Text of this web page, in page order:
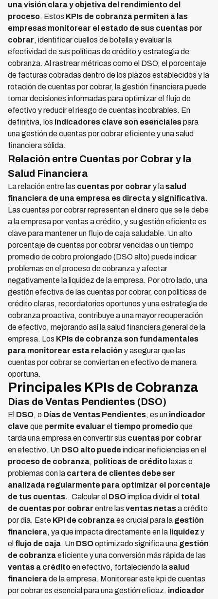
una visión clara y objetiva del rendimiento del
proceso. Estos KPIs de cobranza permiten a las
empresas monitorear el estado de sus cuentas por
cobrar, identificar cuellos de botella y evaluar la
efectividad de sus políticas de crédito y estrategia de
cobranza. Al rastrear métricas como el DSO, el porcentaje
de facturas cobradas dentro de los plazos establecidos y la
rotación de cuentas por cobrar, la gestión financiera puede
tomar decisiones informadas para optimizar el flujo de
efectivo y reducir el riesgo de cuentas incobrables. En
definitiva, los indicadores clave son esencialespara
una gestión de cuentas por cobrar eficiente y una salud
financiera sólida.
Relación entre Cuentas por Cobrar y la
Salud Financiera
La relación entre las cuentas por cobrar y lasalud
financiera de una empresa es directa y significativa.
Las cuentas por cobrar representan el dinero que se le debe
a la empresa por ventas a crédito, y su gestión eficiente es
clave para mantener un flujo de caja saludable. Un alto
porcentaje de cuentas por cobrar vencidas o un tiempo
promedio de cobro prolongado (DSO alto) puede indicar
problemas en el proceso de cobranza y afectar
negativamente la liquidez de la empresa. Por otro lado, una
gestión efectiva de las cuentas por cobrar, con políticas de
crédito claras, recordatorios oportunos y una estrategia de
cobranza proactiva, contribuye a una mayor recuperación
de efectivo, mejorando así la salud financiera general de la
empresa. Los KPIs de cobranza son fundamentales
para monitorear esta relación y asegurar que las
cuentas por cobrar se conviertan en efectivo de manera
oportuna.
Principales KPIs de Cobranza
Días de Ventas Pendientes (DSO)
El DSO, o Días de Ventas Pendientes, es un indicador
clave que permite evaluar el tiempo promedioque
tarda una empresa en convertir sus cuentas por cobrar
en efectivo. Un DSO alto puede indicar ineficiencias en el
proceso de cobranza, políticas de crédito laxas o
problemas con la cartera de clientes debe ser
analizada regularmente para optimizar el porcentaje
de tus cuentas.. Calcular el DSOimplica dividir el total
de cuentas por cobrar entre las ventas netasa crédito
por día. Este KPI de cobranzaes crucial para la gestión
financiera, ya que impacta directamente en la liquidez y
el flujo de caja. Un DSOoptimizado significa una gestión
de cobranzaeficiente y una conversión más rápida de las
ventas a créditoen efectivo, fortaleciendo lasalud
financierade la empresa. Monitorear este kpi de cuentas
por cobrar es esencial para una gestión eficaz. indicador